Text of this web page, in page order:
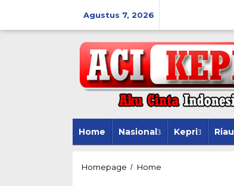
Agustus 7, 2026
Home Nasional Kepri Riau
Homepage / Home